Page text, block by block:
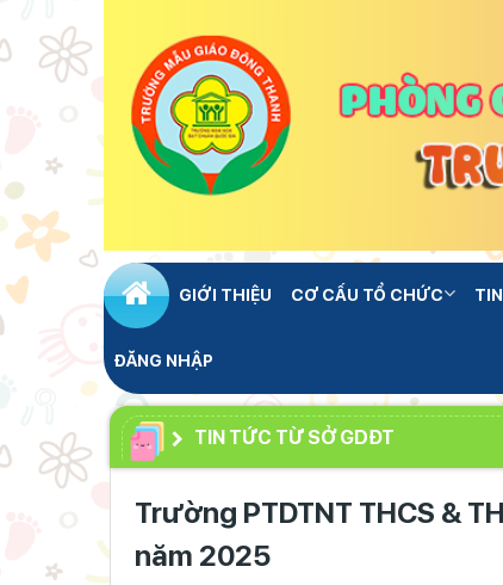
GIỚI THIỆU CƠ CẤU TỔ CHỨC
ĐĂNG NHẬP
TIN TỨC TỪ SỞ GDĐT
Trường PTDTNT THCS &
năm 2025